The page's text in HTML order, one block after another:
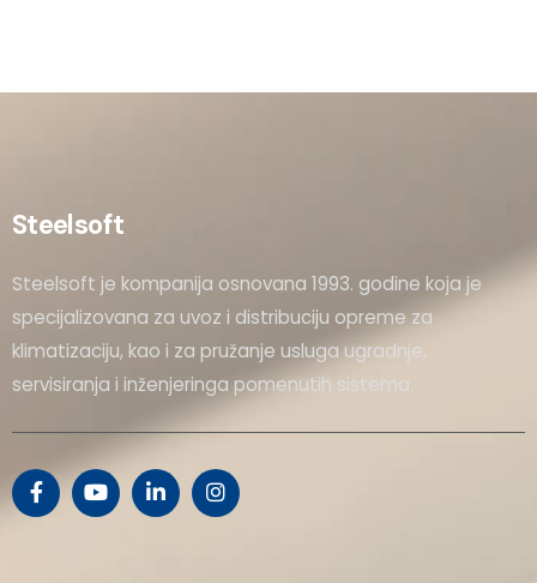
Steelsoft
Steelsoft je kompanija osnovana 1993. godine koja je
specijalizovana za uvoz i distribuciju opreme za
klimatizaciju, kao i za pružanje usluga ugradnje,
servisiranja i inženjeringa pomenutih sistema.